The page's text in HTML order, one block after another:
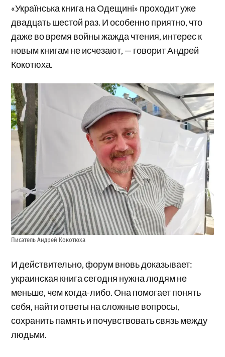
«Українська книга на Одещині» проходит уже
двадцать шестой раз. И особенно приятно, что
даже во время войны жажда чтения, интерес к
новым книгам не исчезают, — говорит Андрей
Кокотюха.
Писатель Андрей Кокотюха
И действительно, форум вновь доказывает:
украинская книга сегодня нужна людям не
меньше, чем когда-либо. Она помогает понять
себя, найти ответы на сложные вопросы,
сохранить память и почувствовать связь между
людьми.